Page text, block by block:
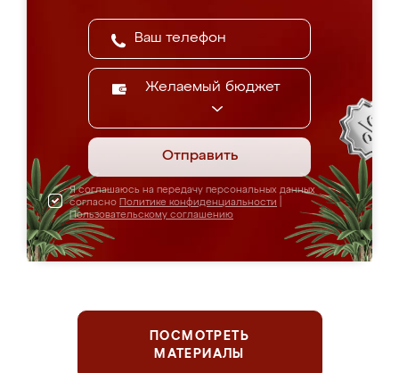
Желаемый бюджет
Отправить
Я соглашаюсь на передачу персональных данных
согласно Политике конфиденциальности
Пользовательскому соглашению
ПОСМОТРЕТЬ
МАТЕРИАЛЫ